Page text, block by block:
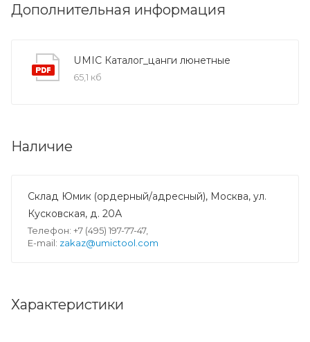
Дополнительная информация
UMIC Каталог_цанги люнетные
65,1 кб
Наличие
Склад Юмик (ордерный/адресный), Москва, ул.
Кусковская, д. 20А
Телефон: +7 (495) 197-77-47,
E-mail: zakaz@umictool.com
Характеристики